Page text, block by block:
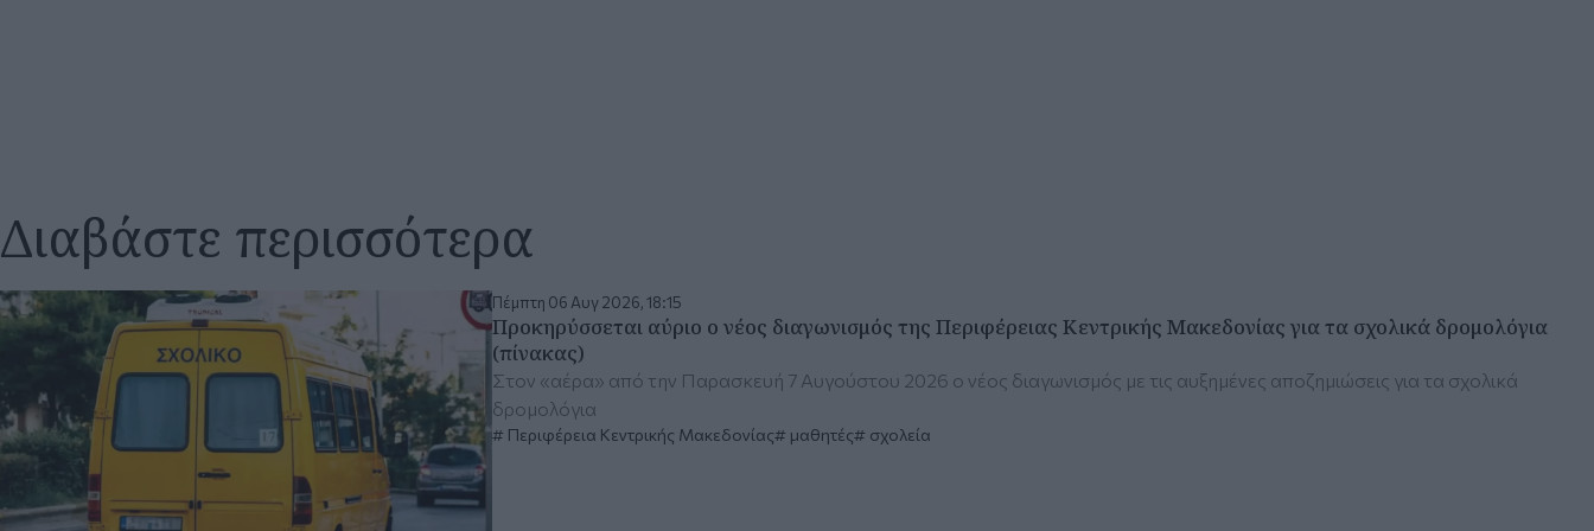
Διαβάστε περισσότερα
Πέμπτη 06 Αυγ 2026, 18:15
Προκηρύσσεται αύριο ο νέος διαγωνισμός της Περιφέρειας Κεντρικής Μακεδονίας για τα σχολικά δρομολόγια
(πίνακας)
Στον «αέρα» από την Παρασκευή 7 Αυγούστου 2026 ο νέος διαγωνισμός με τις αυξημένες αποζημιώσεις για τα σχολικά
δρομολόγια
Περιφέρεια Κεντρικής Μακεδονίας μαθητές σχολεία